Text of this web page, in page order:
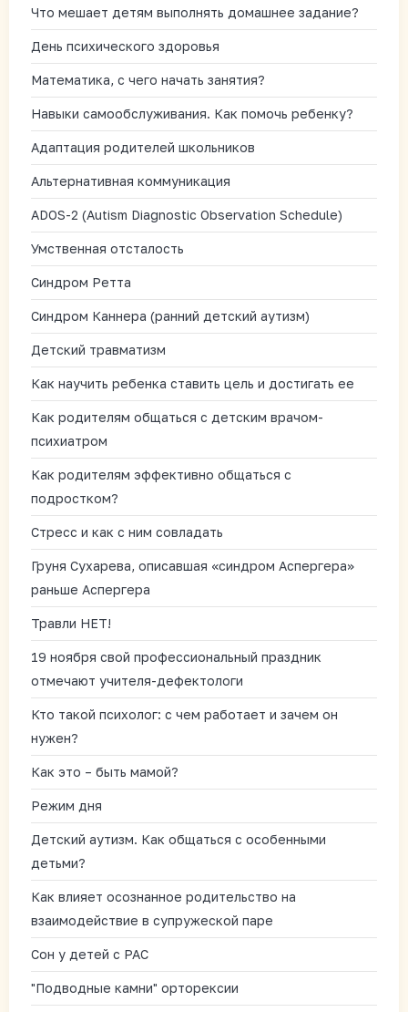
Что мешает детям выполнять домашнее задание?
День психического здоровья
Математика, с чего начать занятия?
Навыки самообслуживания. Как помочь ребенку?
Адаптация родителей школьников
Альтернативная коммуникация
ADOS-2 (Autism Diagnostic Observation Schedule)
Умственная отсталость
Синдром Ретта
Синдром Каннера (ранний детский аутизм)
Детский травматизм
Как научить ребенка ставить цель и достигать ее
Как родителям общаться с детским врачом-
психиатром
Как родителям эффективно общаться с
подростком?
Стресс и как с ним совладать
Груня Сухарева, описавшая «синдром Аспергера»
раньше Аспергера
Травли НЕТ!
19 ноября свой профессиональный праздник
отмечают учителя-дефектологи
Кто такой психолог: с чем работает и зачем он
нужен?
Как это – быть мамой?
Режим дня
Детский аутизм. Как общаться с особенными
детьми?
Как влияет осознанное родительство на
взаимодействие в супружеской паре
Сон у детей с РАС
"Подводные камни" орторексии